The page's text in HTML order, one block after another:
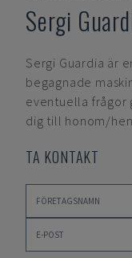
Sergi
Sergi Guardia är
begagnade
eventuella frågor
dig till honom/
TA KONTAKT